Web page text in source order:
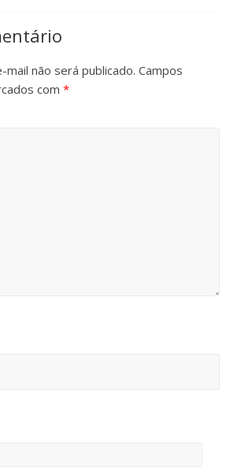
não será publicado. Campos
com*